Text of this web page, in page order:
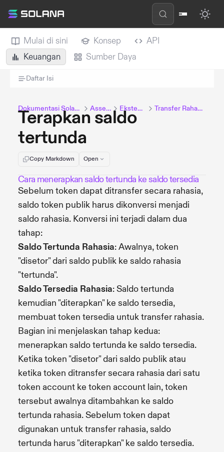
Mulai di sini Konsep
API
Keuangan
Sumber Daya
Daftar Isi
Dokumentasi Solana Assets Ekstensi Transfer Rahasia
Terapkan saldo
tertunda
Copy Markdown Open
Cara menerapkan saldo tertunda ke saldo tersedia
Sebelum token dapat ditransfer secara rahasia,
saldo token publik harus dikonversi menjadi
saldo rahasia. Konversi ini terjadi dalam dua
tahap:
Saldo Tertunda Rahasia: Awalnya, token
"disetor" dari saldo publik ke saldo rahasia
"tertunda".
Saldo Tersedia Rahasia: Saldo tertunda
kemudian "diterapkan" ke saldo tersedia,
membuat token tersedia untuk transfer rahasia.
Bagian ini menjelaskan tahap kedua:
menerapkan saldo tertunda ke saldo tersedia.
Ketika token "disetor" dari saldo publik atau
ketika token ditransfer secara rahasia dari satu
token account ke token account lain, token
tersebut awalnya ditambahkan ke saldo
tertunda rahasia. Sebelum token dapat
digunakan untuk transfer rahasia, saldo
tertunda harus "diterapkan" ke saldo tersedia.